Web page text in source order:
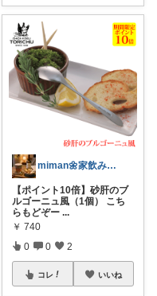
miman🌼家飲み晩酌帳
【ポイント10倍】砂肝のブ
ルゴーニュ風（1個） こち
らもどぞー ...
￥ 740
0 0 2
コレ いいね